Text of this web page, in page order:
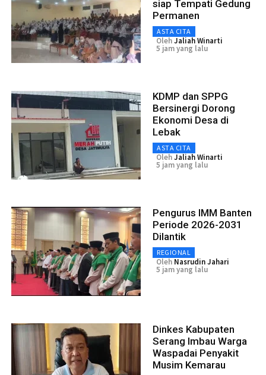
siap Tempati Gedung
Permanen
ASTA CITA
OlehJaliah Winarti
5 jam yang lalu
KDMP dan SPPG
Bersinergi Dorong
Ekonomi Desa di
Lebak
ASTA CITA
OlehJaliah Winarti
5 jam yang lalu
Pengurus IMM Banten
Periode 2026-2031
Dilantik
REGIONAL
Oleh Nasrudin Jahari
5 jam yang lalu
Dinkes Kabupaten
Serang Imbau Warga
Waspadai Penyakit
Musim Kemarau